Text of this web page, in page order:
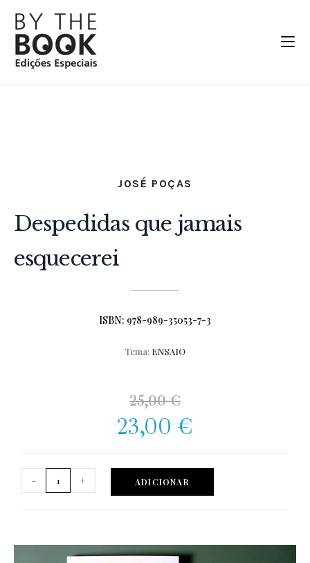
JOSÉ POÇAS
Despedidas que jamais
esquecerei
ISBN: 978-989-35053-7-3
Tema: ENSAIO
25,00€
23,00 €
- + ADICIONAR